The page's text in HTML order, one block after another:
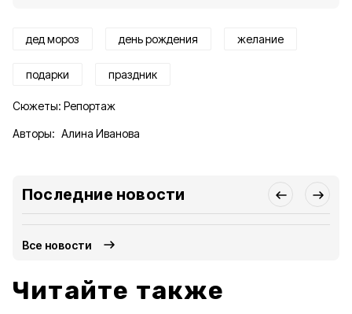
дед мороз день рождения желание
подарки праздник
Сюжеты: Репортаж
Авторы: Алина Иванова
Последние новости
Все новости
Читайте также